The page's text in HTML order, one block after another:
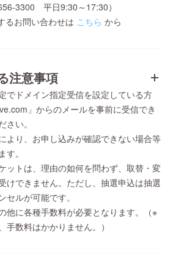
3300 平日9:30～17:30）
るお問い合わせは こちら から
注意事項
でドメイン指定受信を設定している方
」からのメールを事前に受信でき
さい。
より、お申し込みが確認できない場合等
す。
ットは、理由の如何を問わず、取替・変
けできません。ただし、抽選申込は抽選
セルが可能です。
他に各種手数料が必要となります。（※
手数料はかかりません。）